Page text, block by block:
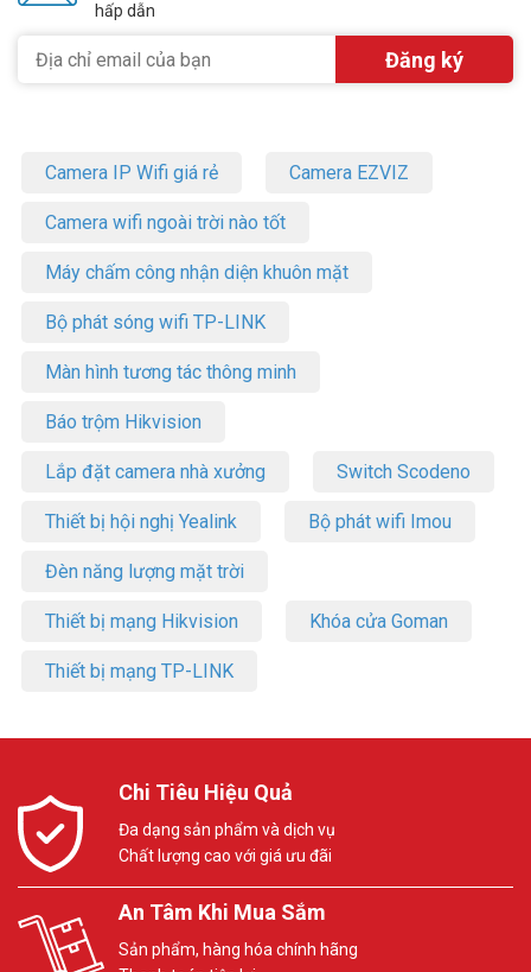
hấp dẫn
Camera IP Wifi giá rẻ Camera EZVIZ
Camera wifi ngoài trời nào tốt
Máy chấm công nhận diện khuôn mặt
Bộ phát sóng wifi TP-LINK
Màn hình tương tác thông minh
Báo trộm Hikvision
Lắp đặt camera nhà xưởng Switch Scodeno
Thiết bị hội nghị Yealink Bộ phát wifi Imou
Đèn năng lượng mặt trời
Thiết bị mạng Hikvision Khóa cửa Goman
Thiết bị mạng TP-LINK
Chi Tiêu Hiệu Quả
Đa dạng sản phẩm và dịch vụ
Chất lượng cao với giá ưu đãi
An Tâm Khi Mua Sắm
Sản phẩm, hàng hóa chính hãng